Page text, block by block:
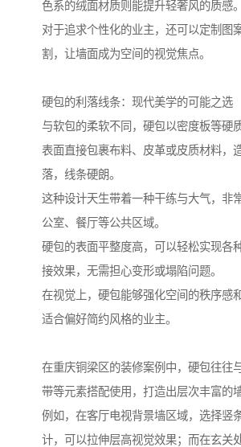
色系的绒面材质则能提升轻奢风的质感。
对于追求个性化的业主，还可以定制图
割，让墙面成为空间的视觉焦点。
硬包的利落线条：现代美学的可能之选
与软包的柔软不同，硬包以密度板等硬
表面直接包裹布料、皮革或皮质材料，
落，线条硬朗。
这种设计天生带着一种干练与大气，非
公室、餐厅等公共区域。
硬包的表面平整度高，可以轻松实现各
接效果，无需担心变形或塌陷问题。
在视觉上，硬包能够强化空间的秩序感
适合偏好简约风格的业主。
在重庆铜梁区的装修案例中，硬包往往
带等元素搭配使用，打造出层次丰富的墙
例如，在客厅电视背景墙区域，选择竖
计，可以拉伸层高视觉效果；而在玄关